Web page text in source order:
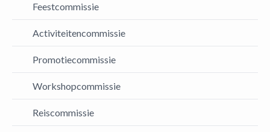
Feestcommissie
Activiteitencommissie
Promotiecommissie
Workshopcommissie
Reiscommissie